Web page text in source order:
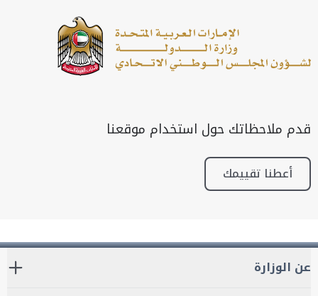
قدم ملاحظاتك حول استخدام موقعنا
أعطنا تقييمك
عن الوزارة